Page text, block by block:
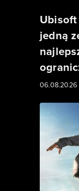
jedną
06.08.2026